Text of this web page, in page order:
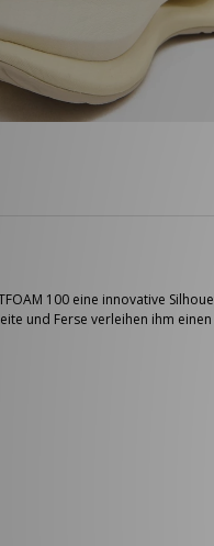
100 eine innovative
und Ferse verleihen ihm